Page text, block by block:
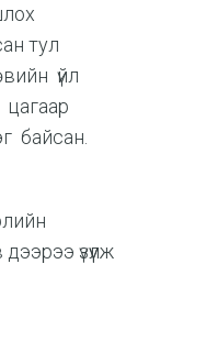
тул
үйл
цагаар
байсан.
үзүүлж